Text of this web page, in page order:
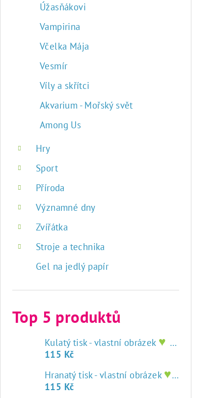
Úžasňákovi
Vampirina
Včelka Mája
Vesmír
Víly a skřítci
Akvarium - Mořský svět
Among Us
Hry
Sport
Příroda
Významné dny
Zvířátka
Stroje a technika
Gel na jedlý papír
Top 5 produktů
Kulatý tisk - vlastní obrázek ♥ tisk na jedlý papír
115 Kč
Hranatý tisk - vlastní obrázek ♥ tisk na jedlý papír
115 Kč